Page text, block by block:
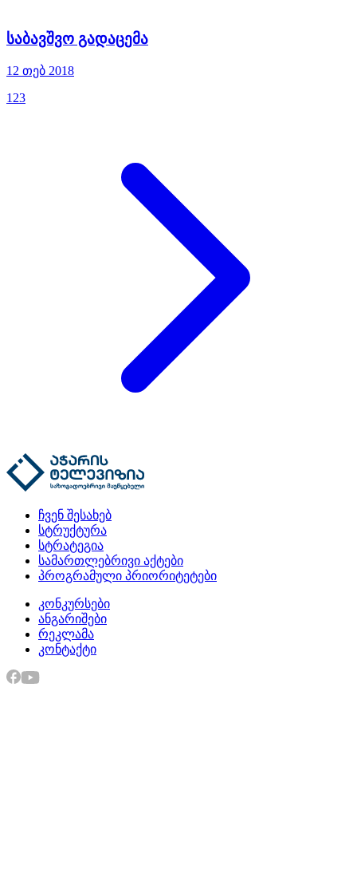
საბავშვო გადაცემა
12 თებ 2018
1 23
ჩვენ შესახებ
სტრუქტურა
სტრატეგია
სამართლებრივი აქტები
პროგრამული პრიორიტეტები
კონკურსები
ანგარიშები
რეკლამა
კონტაქტი